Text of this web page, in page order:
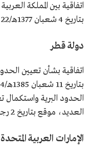
اتفاقية بين المملكة
بتاريخ 4 شعبان 1377هـ/22 فبراير 1985م.
دولة قطر
اتفاقية بشأن تعيين
الحدود البرية واستكمال
العديد، موقع بتاريخ 2 رجب 1429هـ/5 يوليو 2008م.
الإمارات العربية المتحدة